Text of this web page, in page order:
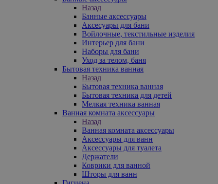
Назад
Банные аксессуары
Аксесуары для бани
Войлочные, текстильные изделия
Интерьер для бани
Наборы для бани
Уход за телом, баня
Бытовая техника ванная
Назад
Бытовая техника ванная
Бытовая техника для детей
Мелкая техника ванная
Ванная комната аксессуары
Назад
Ванная комната аксессуары
Аксессуары для ванн
Аксессуары для туалета
Держатели
Коврики для ванной
Шторы для ванн